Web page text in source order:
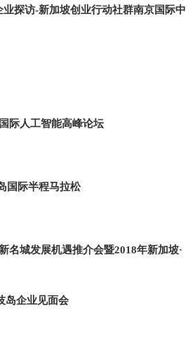
业探访-新加坡创业行动社群南京国际中
际人工智能高峰论坛
国际半程马拉松
名城发展机遇推介会暨2018年新加坡·
岛企业见面会